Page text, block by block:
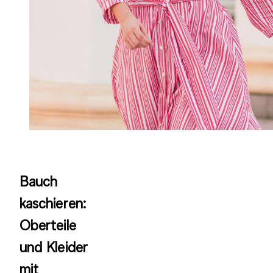
Bauch
kaschieren:
Oberteile
und Kleider
mit